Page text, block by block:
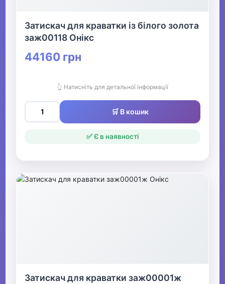
Затискач для краватки із білого золота
заж00118 Онікс
44160 грн
👆 Натисніть для детальної інформації
🛒 В кошик
✅ Є в наявності
Затискач для краватки заж00001ж